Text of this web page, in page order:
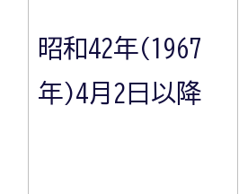
昭和42年(1967
年)4月2日以降